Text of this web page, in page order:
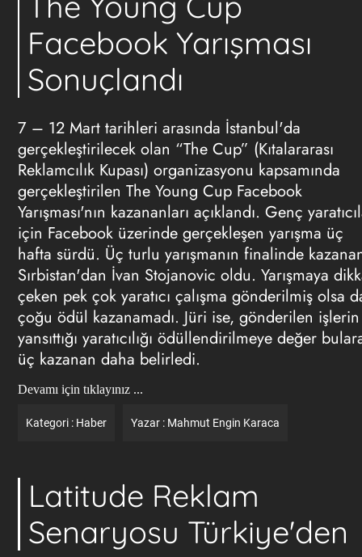
Facebook Yarışması
Sonuçlandı
7 – 12 Mart tarihleri arasında İstanbul'da
gerçekleştirilecek olan “The Cup” (Kıtalararası
Reklamcılık Kupası) organizasyonu kapsamında
gerçekleştirilen The Young Cup Facebook
Yarışması'nın kazananları açıklandı. Genç
için Facebook üzerinde gerçekleşen yarışma üç
hafta sürdü. Üç turlu yarışmanın finalinde
Sırbistan'dan İvan Stojanovic oldu. Yarışmaya
çeken pek çok yaratıcı çalışma gönderilmiş olsa
çoğu ödül kazanamadı. Jüri ise, gönderilen işlerin
yansıttığı yaratıcılığı ödüllendirilmeye değer
üç kazanan daha belirledi.
Devamı için tıklayınız ...
Kategori : Haber Yazar : Mahmut Engin Karaca
Latitude Reklam
Senaryosu Türkiye'den